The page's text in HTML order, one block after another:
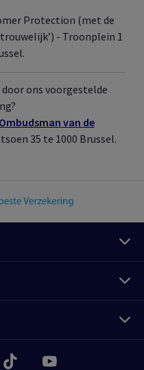
Protection (met de
- Troonplein 1
ons voorgestelde
Ombudsman van de
35 te 1000 Brussel.